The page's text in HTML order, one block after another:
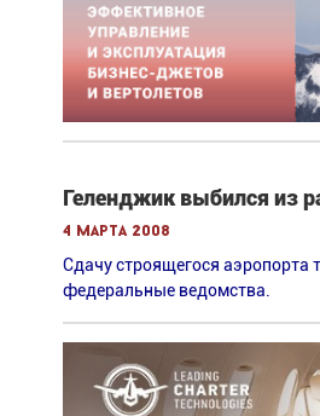
Геленджик выбился из
4 марта 2008
Сдачу строящегося аэропорта
федеральные ведомства.